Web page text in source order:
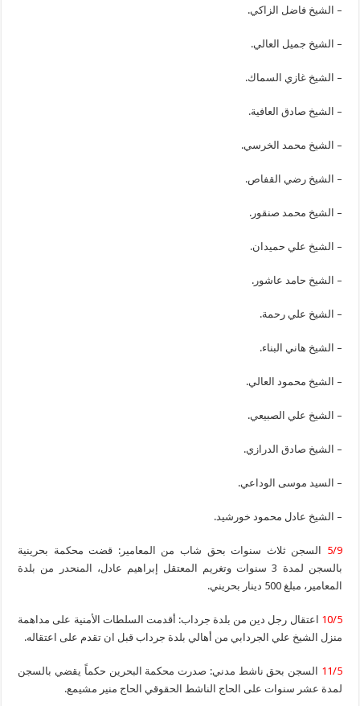
– الشيخ فاضل الزاكي.
– الشيخ جميل العالي.
– الشيخ غازي السماك.
– الشيخ صادق العافية.
– الشيخ محمد الخرسي.
– الشيخ رضي القفاص.
– الشيخ محمد صنقور.
– الشيخ علي حميدان.
– الشيخ حامد عاشور.
– الشيخ علي رحمة.
– الشيخ هاني البناء.
– الشيخ محمود العالي.
– الشيخ علي الصبيعي.
– الشيخ صادق الدرازي.
– السيد موسى الوداعي.
– الشيخ عادل محمود خورشيد.
5/9 السجن ثلاث سنوات بحق شاب من المعامير: قضت محكمة بحرينية
بالسجن لمدة 3 سنوات وتغريم المعتقل إبراهيم عادل، المنحدر من بلدة
المعامير، مبلغ 500 دينار بحريني.
10/5 اعتقال رجل دين من بلدة جرداب: أقدمت السلطات الأمنية على مداهمة
منزل الشيخ علي الجردابي من أهالي بلدة جرداب قبل ان تقدم على اعتقاله.
11/5 السجن بحق ناشط مدني: صدرت محكمة البحرين حكماً يقضي بالسجن
لمدة عشر سنوات على الحاج الناشط الحقوقي الحاج منير مشيمع.